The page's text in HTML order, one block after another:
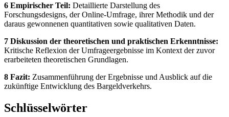
6 Empirischer Teil: Detaillierte Darstellung des
Forschungsdesigns, der Online-Umfrage, ihrer Methodik und der
daraus gewonnenen quantitativen sowie qualitativen Daten.
7 Diskussion der theoretischen und praktischen Erkenntnisse:
Kritische Reflexion der Umfrageergebnisse im Kontext der zuvor
erarbeiteten theoretischen Grundlagen.
8 Fazit: Zusammenführung der Ergebnisse und Ausblick auf die
zukünftige Entwicklung des Bargeldverkehrs.
Schlüsselwörter